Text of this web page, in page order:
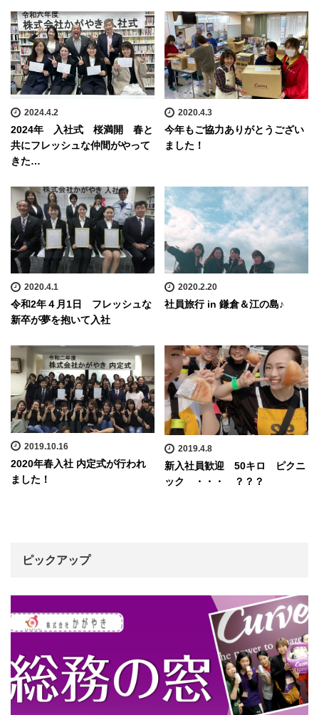
2024.4.2
2024年 入社式 桜満開 春と
共にフレッシュな仲間がやって
きた…
2020.4.3
今年もご協力ありがとうござい
ました！
2020.4.1
令和2年４月1日 フレッシュな
新卒が夢を抱いて入社
2020.2.20
社員旅行 in 鎌倉＆江の島♪
2019.10.16
2020年春入社 内定式が行われ
ました！
2019.4.8
新入社員歓迎 50キロ ピクニ
ック ・・・ ？？？
ピックアップ